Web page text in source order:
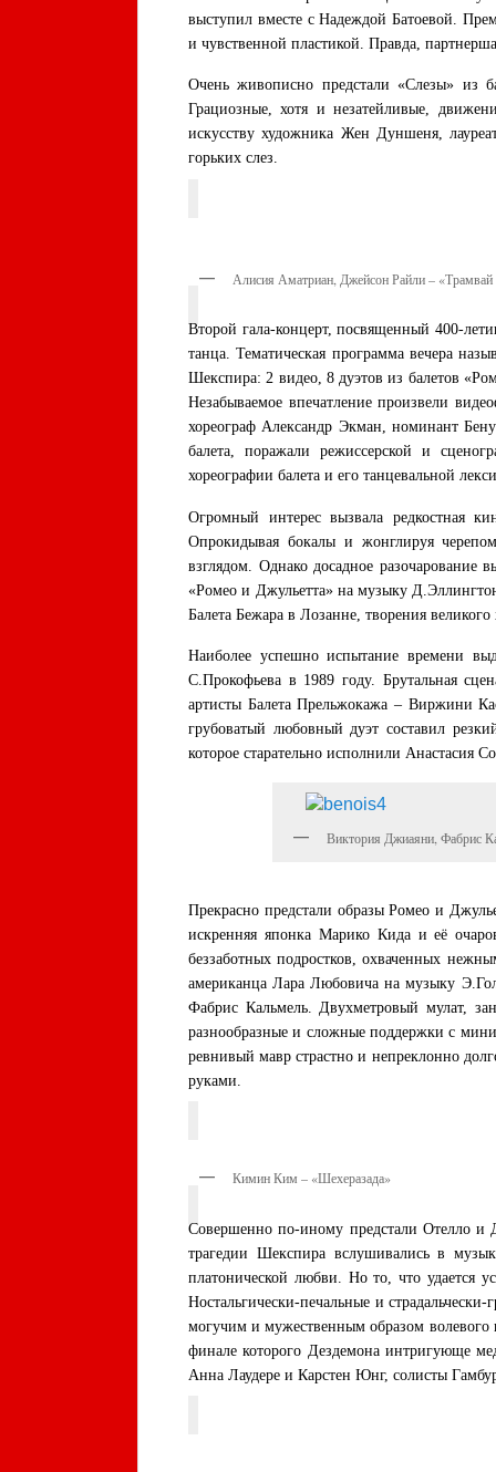
выступил вместе с Надеждой Батоевой.
и чувственной пластикой. Правда,
Очень живописно предстали «Слезы» из
Грациозные, хотя и незатейливые,
искусству художника Жен Дуншеня,
горьких слез.
Алисия Аматриан, Джейсон Райли –
Второй гала-концерт, посвященный 400-
танца. Тематическая программа вечера
Шекспира: 2 видео, 8 дуэтов из балетов
Незабываемое впечатление произвели
хореограф Александр Экман, номинант
балета, поражали режиссерской и
хореографии балета и его танцевальной
Огромный интерес вызвала редкостная
Опрокидывая бокалы и жонглируя
взглядом. Однако досадное разочарование
«Ромео и Джульетта» на музыку
Балета Бежара в Лозанне, творения
Наиболее успешно испытание времени
С.Прокофьева в 1989 году. Брутальная
артисты Балета Прельжокажа – Виржини
грубоватый любовный дуэт составил
которое старательно исполнили Анастасия
Виктория Джиаяни, Фабрис
Прекрасно предстали образы Ромео и
искренняя японка Марико Кида и её
беззаботных подростков, охваченных
американца Лара Любовича на музыку
Фабрис Кальмель. Двухметровый мулат,
разнообразные и сложные поддержки с
ревнивый мавр страстно и непреклонно
руками.
Кимин Ким – «Шехеразада»
Совершенно по-иному предстали Отелло и
трагедии Шекспира вслушивались в
платонической любви. Но то, что удается
Ностальгически-печальные и
могучим и мужественным образом волевого
финале которого Дездемона интригующе
Анна Лаудере и Карстен Юнг, солисты